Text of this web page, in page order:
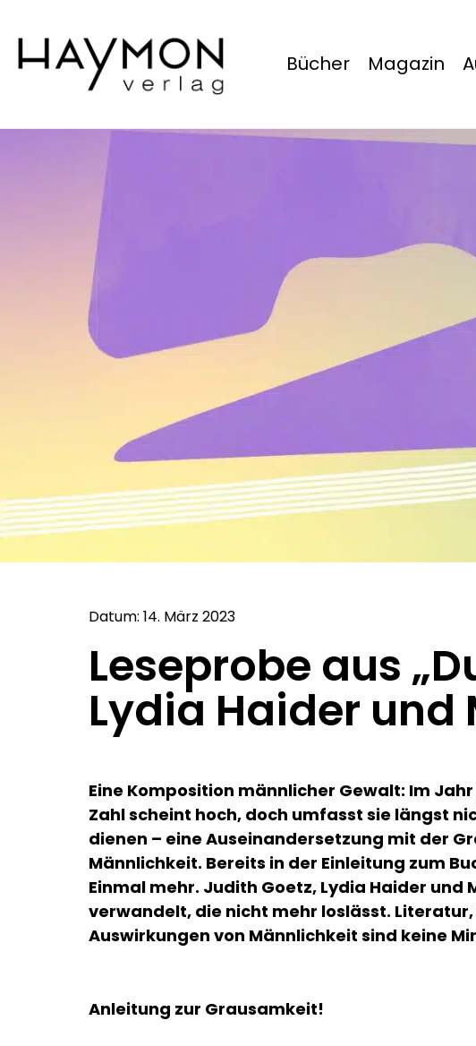
Bücher Magazin
Datum: 14. März 2023
Leseprobe aus
Lydia Haider
Eine Komposition männlicher Gewalt: Im
Zahl scheint hoch, doch umfasst sie längst
dienen – eine Auseinandersetzung mit der
Männlichkeit. Bereits in der Einleitung zum
Einmal mehr. Judith Goetz, Lydia Haider
verwandelt, die nicht mehr loslässt.
Auswirkungen von Männlichkeit sind keine
Anleitung zur Grausamkeit!